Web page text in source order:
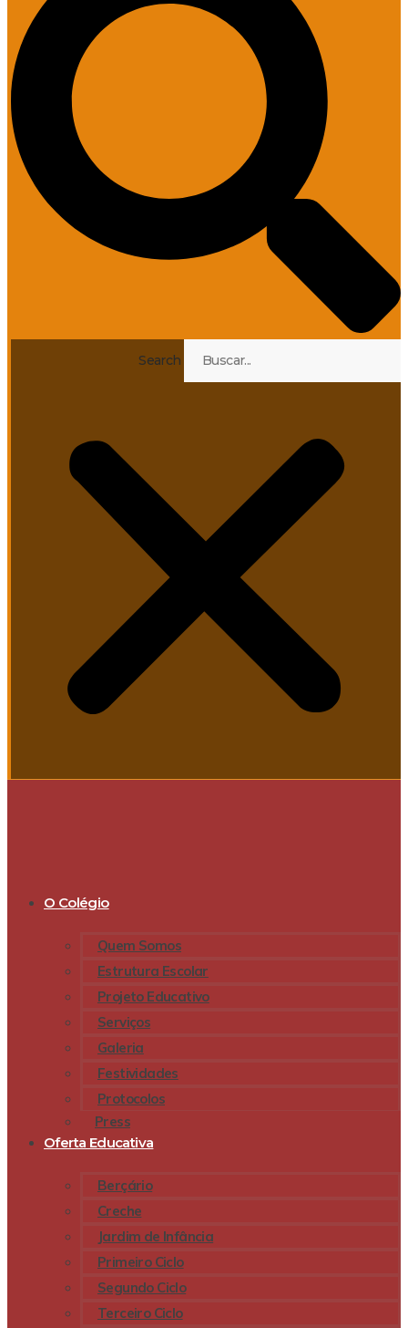
Search
O Colégio
Quem Somos
Estrutura Escolar
Projeto Educativo
Serviços
Galeria
Festividades
Protocolos
Press
Oferta Educativa
Berçário
Creche
Jardim de Infância
Primeiro Ciclo
Segundo Ciclo
Terceiro Ciclo